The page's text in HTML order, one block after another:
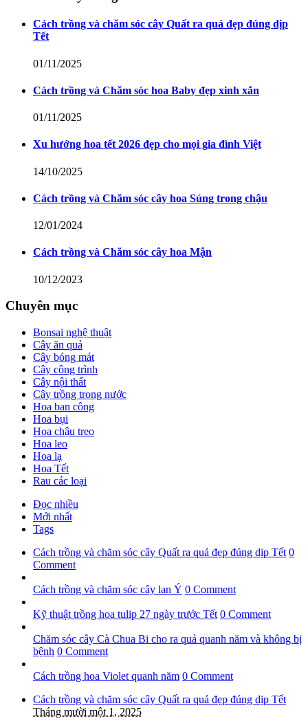
Cách trồng và chăm sóc cây Quất ra quả đẹp đúng dịp
Tết
01/11/2025
Cách trồng và Chăm sóc hoa Baby đẹp xinh xắn
01/11/2025
Xu hướng hoa tết 2026 đẹp cho mọi gia đình Việt
14/10/2025
Cách trồng và Chăm sóc cây hoa Súng trong chậu
12/01/2024
Cách trồng và Chăm sóc cây hoa Mận
10/12/2023
Chuyên mục
Bonsai nghệ thuật
Cây ăn quả
Cây bóng mát
Cây công trình
Cây nội thất
Cây trồng trong nước
Hoa ban công
Hoa bụi
Hoa chậu treo
Hoa leo
Hoa lạ
Hoa Tết
Rau các loại
Đọc nhiều
Mới nhất
Tags
Cách trồng và chăm sóc cây Quất ra quả đẹp đúng dịp Tết 0
Comment
Cách trồng và chăm sóc cây lan Ý 0 Comment
Kỹ thuật trồng hoa tulip 27 ngày trước Tết 0 Comment
Chăm sóc cây Cà Chua Bi cho ra quả quanh năm và không bị
bệnh 0 Comment
Cách trồng hoa Violet quanh năm 0 Comment
Cách trồng và chăm sóc cây Quất ra quả đẹp đúng dịp Tết
Tháng mười một 1, 2025